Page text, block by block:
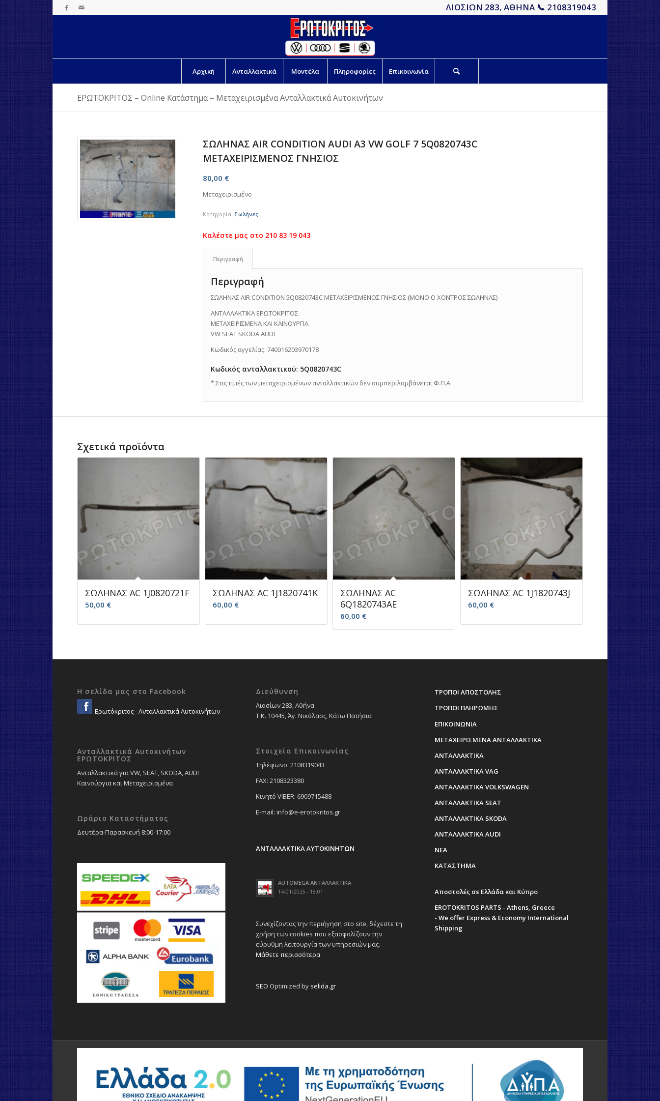
ΛΙΟΣΙΩΝ 283, ΑΘΗΝΑ 📞 2108319043
Αρχική Ανταλλακτικά Μοντέλα Πληροφορίες Επικοινωνία
ΕΡΩΤΟΚΡΙΤΟΣ – Online Κατάστημα – Μεταχειρισμένα Ανταλλακτικά Αυτοκινήτων
ΣΩΛΗΝΑΣ AIR CONDITION AUDI A3 VW GOLF 7 5Q0820743C
ΜΕΤΑΧΕΙΡΙΣΜΕΝΟΣ ΓΝΗΣΙΟΣ
80,00 €
Μεταχειρισμένο
Κατηγορία: Σωλήνες
Περιγραφή
Περιγραφή
ΣΩΛΗΝΑΣ AIR CONDITION 5Q0820743C ΜΕΤΑΧΕΙΡΙΣΜΕΝΟΣ ΓΝΗΣΙΟΣ (ΜΟΝΟ Ο ΧΟΝΤΡΟΣ ΣΩΛΗΝΑΣ)
ΑΝΤΑΛΛΑΚΤΙΚΑ ΕΡΩΤΟΚΡΙΤΟΣ
ΜΕΤΑΧΕΙΡΙΣΜΕΝΑ ΚΑΙ ΚΑΙΝΟΥΡΓΙΑ
VW SEAT SKODA AUDI
Κωδικός αγγελίας: 740016203970178
Κωδικός ανταλλακτικού: 5Q0820743C
* Στις τιμές των μεταχειρισμένων ανταλλακτικών δεν συμπεριλαμβάνεται Φ.Π.Α
Σχετικά προϊόντα
ΣΩΛΗΝΑΣ AC 1J0820721F
50,00 €
ΣΩΛΗΝΑΣ AC 1J1820741K
60,00 €
ΣΩΛΗΝΑΣ AC
6Q1820743AE
60,00 €
ΣΩΛΗΝΑΣ AC 1J1820743J
60,00 €
Η σελίδα μας στο Facebook
Ερωτόκριτος - Ανταλλακτικά Αυτοκινήτων
Ανταλλακτικά Αυτοκινήτων
ΕΡΩΤΟΚΡΙΤΟΣ
Ανταλλακτικά για VW, SEAT, SKODA, AUDI
Καινούργια και Μεταχειρισμένα
Ωράριο Καταστήματος
Δευτέρα-Παρασκευή 8:00-17:00
Διεύθυνση
Λιοσίων 283, Αθήνα
Τ.Κ. 10445, Άγ. Νικόλαος, Κάτω Πατήσια
Στοιχεία Επικοινωνίας
Tηλέφωνο: 2108319043
FAX: 2108323380
Κινητό VIBER: 6909715488
E-mail: info@e-erotokritos.gr
ΑΝΤΑΛΛΑΚΤΙΚΑ ΑΥΤΟΚΙΝΗΤΩΝ
AUTOMEGA ΑΝΤΑΛΛΑΚΤΙΚΑ
14/01/2025 - 18:01
Συνεχίζοντας την περιήγηση στο site, δέχεστε τη
χρήση των cookies που εξασφαλίζουν την
εύρυθμη λειτουργία των υπηρεσιών μας.
Μάθετε περισσότερα
SEO Optimized by selida.gr
ΤΡΟΠΟΙ ΑΠΟΣΤΟΛΗΣ
ΤΡΟΠΟΙ ΠΛΗΡΩΜΗΣ
ΕΠΙΚΟΙΝΩΝΙΑ
ΜΕΤΑΧΕΙΡΙΣΜΕΝΑ ΑΝΤΑΛΛΑΚΤΙΚΑ
ΑΝΤΑΛΛΑΚΤΙΚΑ
ΑΝΤΑΛΛΑΚΤΙΚΑ VAG
ΑΝΤΑΛΛΑΚΤΙΚΑ VOLKSWAGEN
ΑΝΤΑΛΛΑΚΤΙΚΑ SEAT
ΑΝΤΑΛΛΑΚΤΙΚΑ SKODA
ΑΝΤΑΛΛΑΚΤΙΚΑ AUDI
ΝΕΑ
ΚΑΤΑΣΤΗΜΑ
Αποστολές σε Ελλάδα και Κύπρο
EROTOKRITOS PARTS - Athens, Greece
- We offer Express & Economy International
Shipping